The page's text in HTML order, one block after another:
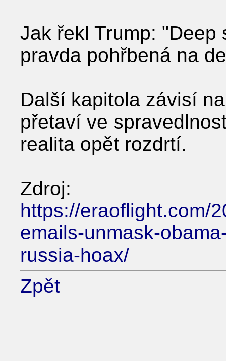
Jak řekl Trump:
pravda pohřbená na
Další kapitola závisí
přetaví ve
realita opět rozdrtí.
Zdroj:
https://eraoflight.com/
emails-unmask-
russia-hoax/
Zpět